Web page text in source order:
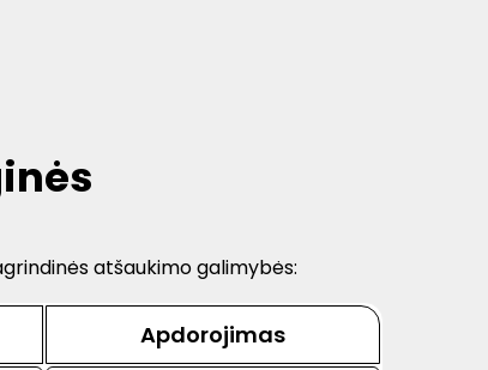
atšaukimo galimybės:
Apdorojimas